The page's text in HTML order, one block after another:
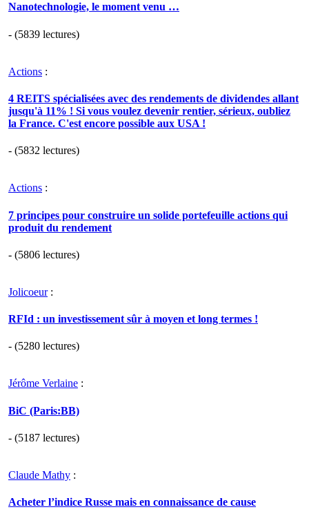
Nanotechnologie, le moment venu …
- (5839 lectures)
Actions :
4 REITS spécialisées avec des rendements de dividendes allant
jusqu'à 11% ! Si vous voulez devenir rentier, sérieux, oubliez
la France. C'est encore possible aux USA !
- (5832 lectures)
Actions :
7 principes pour construire un solide portefeuille actions qui
produit du rendement
- (5806 lectures)
Jolicoeur:
RFId : un investissement sûr à moyen et long termes !
- (5280 lectures)
Jérôme Verlaine :
BiC (Paris:BB)
- (5187 lectures)
Claude Mathy :
Acheter l’indice Russe mais en connaissance de cause